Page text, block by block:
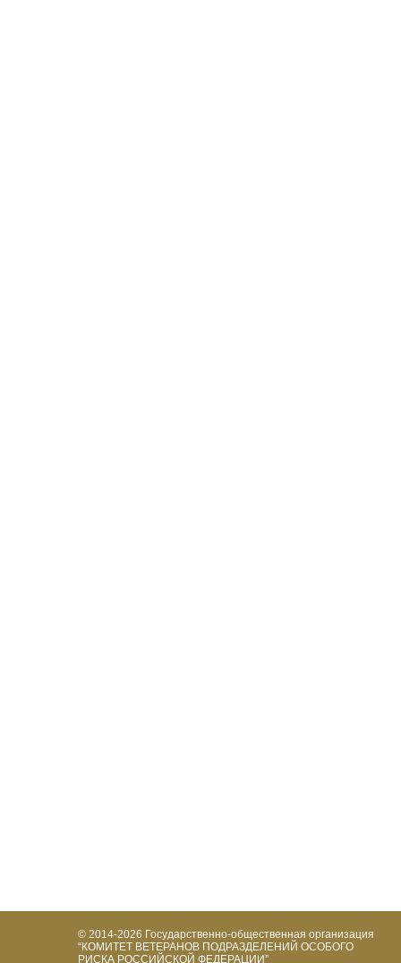
© 2014-2026 Государственно-общественная организация
“КОМИТЕТ ВЕТЕРАНОВ ПОДРАЗДЕЛЕНИЙ ОСОБОГО
РИСКА РОССИЙСКОЙ ФЕДЕРАЦИИ”